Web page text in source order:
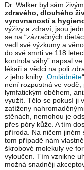
Dr. Walker byl sám
zdravého, dlouhého
vyrovnaností a
výživy a zdraví, jsou
se na “zázračných
vedl své výzkumy a
do své smrti ve 118
kontrola váhy” napsal
lékaři a vědci na poli
z jeho knihy „ Omládněte
není rozpustná ve vodě,
lymfatickým oběhem,
využít. Tělo se pokusí ji
zatíženy
stěnách, nemohou je
přes póry kůže. A tím
příroda. Na ničem jiném
tom případě nám
škrobové molekuly ve
vyloučen. Tím vznikne
možná snadněji